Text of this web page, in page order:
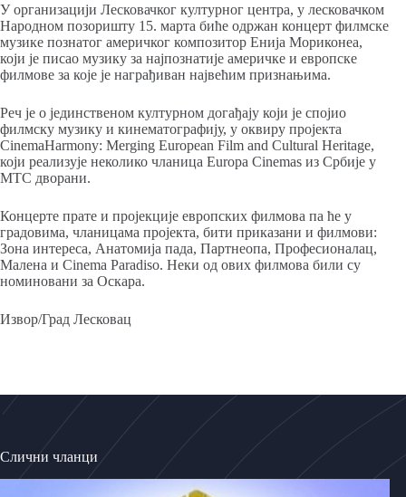
У организацији Лесковачког културног центра, у лесковачком
Народном позоришту 15. марта биће одржан концерт филмске
музике познатог америчког композитор Енија Мориконеа,
који је писао музику за најпознатије америчке и европске
филмове за које је награђиван највећим признањима.
Реч је о јединственом културном догађају који је спојио
филмску музику и кинематографију, у оквиру пројекта
CinemaHarmony: Merging European Film and Cultural Heritage,
који реализује неколико чланица Europa Cinemas из Србије у
МТС дворани.
Концерте прате и пројекције европских филмова па ће у
градовима, чланицама пројекта, бити приказани и филмови:
Зона интереса, Анатомија пада, Партнеопа, Професионалац,
Малена и Cinema Paradiso. Неки од ових филмова били су
номиновани за Оскара.
Извор/Град Лесковац
Слични чланци